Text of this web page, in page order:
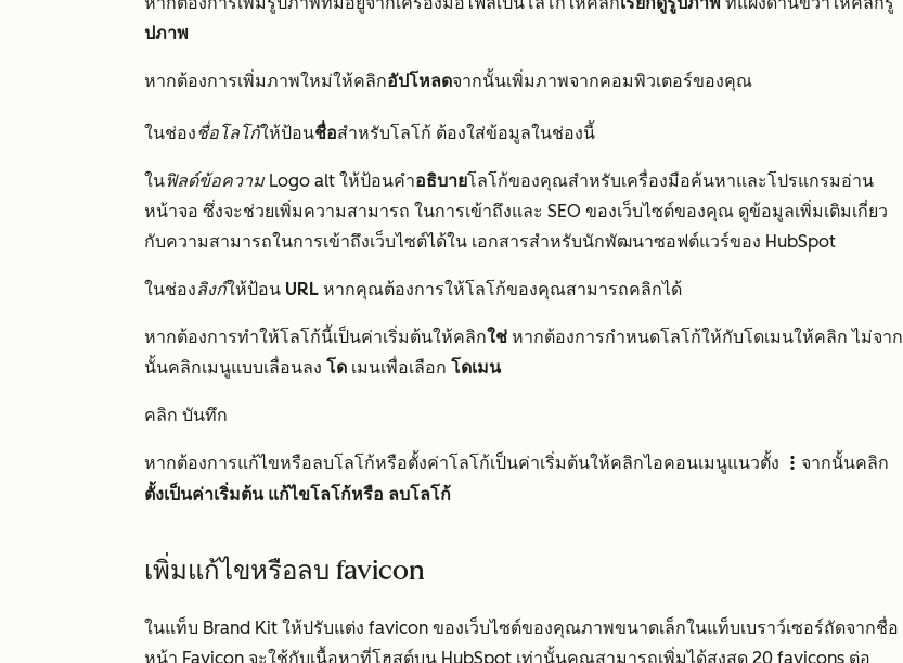
ปภาพ
หากต้องการเพิ่มภาพใหม่ให้คลิกอัปโหลดจากนั้นเพิ่มภาพจากคอมพิวเตอร์ของคุณ
ในช่องชื่อโลโก้ให้ป้อนชื่อสำหรับโลโก้ ต้องใส่ข้อมูลในช่องนี้
ในฟิลด์ข้อความ Logo alt ให้ป้อนคำอธิบายโลโก้ของคุณสำหรับเครื่องมือค้นหาและโปรแกรมอ่าน
หน้าจอ ซึ่งจะช่วยเพิ่มความสามารถ ในการเข้าถึงและ SEO ของเว็บไซต์ของคุณ ดูข้อมูลเพิ่มเติมเกี่ยว
กับความสามารถในการเข้าถึงเว็บไซต์ได้ใน เอกสารสำหรับนักพัฒนาซอฟต์แวร์ของ HubSpot
ในช่องลิงก์ให้ป้อน URL หากคุณต้องการให้โลโก้ของคุณสามารถคลิกได้
หากต้องการทำให้โลโก้นี้เป็นค่าเริ่มต้นให้คลิกใช่ หากต้องการกำหนดโลโก้ให้กับโดเมนให้คลิก ไม่จาก
นั้นคลิกเมนูแบบเลื่อนลง โด เมนเพื่อเลือก โดเมน
คลิก บันทึก
หากต้องการแก้ไขหรือลบโลโก้หรือตั้งค่าโลโก้เป็นค่าเริ่มต้นให้คลิกไอคอนเมนูแนวตั้ง verticalMenuIcon จากนั้นคลิก
ตั้งเป็นค่าเริ่มต้น แก้ไขโลโก้หรือ ลบโลโก้
เพิ่มแก้ไขหรือลบ favicon
ในแท็บ Brand Kit ให้ปรับแต่ง favicon ของเว็บไซต์ของคุณภาพขนาดเล็กในแท็บเบราว์เซอร์ถัดจากชื่อ
หน้า Favicon จะใช้กับเนื้อหาที่โฮสต์บน HubSpot เท่านั้นคุณสามารถเพิ่มได้สูงสุด 20 favicons ต่อ